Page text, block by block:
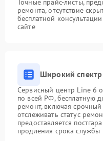
Точные прайс-листы,
ремонта, отсутствие
бесплатной
сайте
Широкий спектр
Сервисный центр Line 6
по всей РФ, бесплатную
ремонт, включая
отслеживать статус
предоставляется
продления срока службы